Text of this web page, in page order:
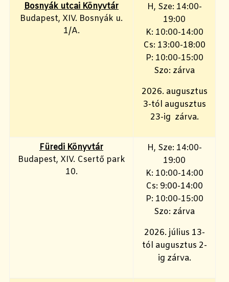
Bosnyák utcai Könyvtár
Budapest, XIV. Bosnyák u.
1/A.
H, Sze: 14:00-
19:00
K: 10:00-14:00
Cs: 13:00-18:00
P: 10:00-15:00
Szo: zárva
2026. augusztus
3-tól augusztus
23-ig zárva.
Füredi Könyvtár
Budapest, XIV. Csertő park
10.
H, Sze: 14:00-
19:00
K: 10:00-14:00
Cs: 9:00-14:00
P: 10:00-15:00
Szo: zárva
2026. július 13-
tól augusztus 2-
ig zárva.